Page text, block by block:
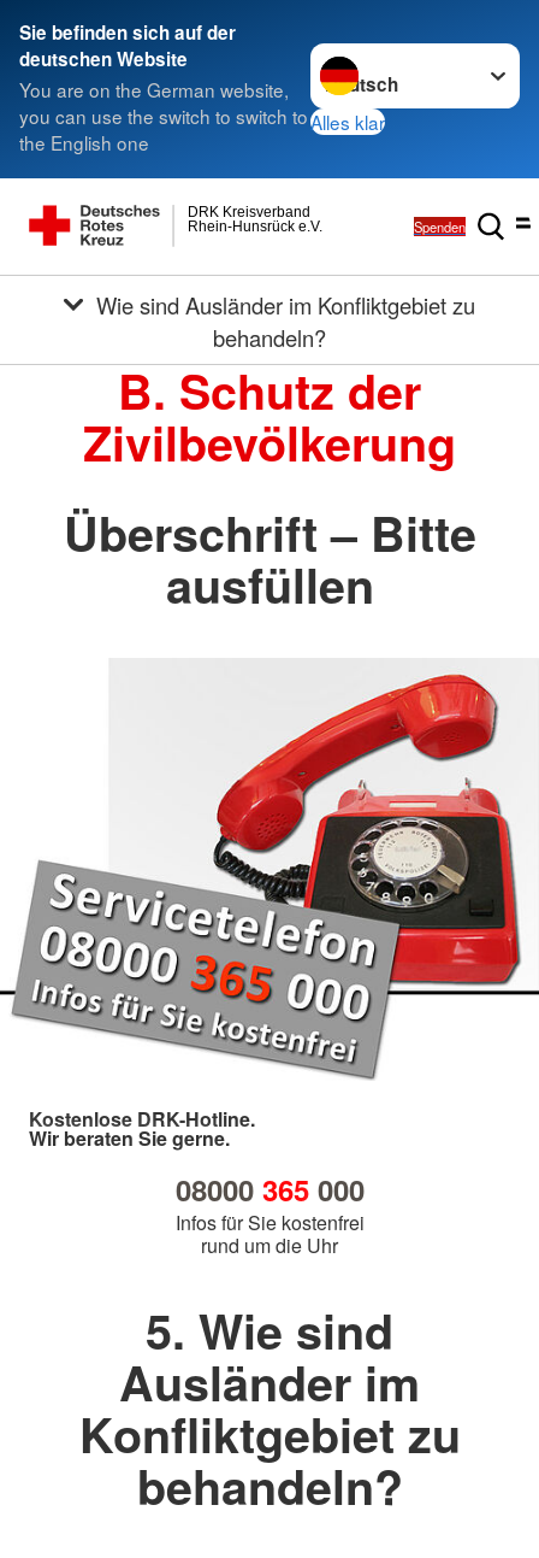
Sie befinden sich auf der
deutschen Website
You are on the German website,
you can use the switch to switch to
the English one
Sprache wechseln zu
Alles klar
Rhein-Hunsrück e.V.
DRK Kreisverband
Spenden
behandeln?
B. Schutz der
Zivilbevölkerung
Überschrift – Bitte
ausfüllen
Kostenlose DRK-Hotline.
Wir beraten Sie gerne.
08000 365000
Infos für Sie kostenfrei
rund um die Uhr
5. Wie sind
Ausländer im
Konfliktgebiet zu
behandeln?